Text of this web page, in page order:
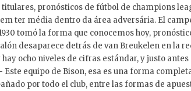
pronósticos de fútbol de champions
ter média dentro da área adversária. El
tomó la forma que conocemos hoy,
desaparece detrás de van Breukelen en la
ocho niveles de cifras estándar, y justo antes
Este equipo de Bison, esa es una forma
por todo el club, entre las formas de